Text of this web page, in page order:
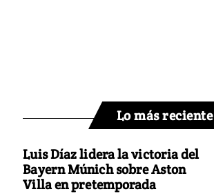
Lo más reciente
Luis Díaz lidera la victoria del
Bayern Múnich sobre Aston
Villa en pretemporada